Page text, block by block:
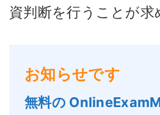
資判断を行うことが求
お知らせです
無料の